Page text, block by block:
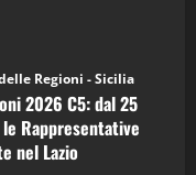
Regioni - Sicilia
2026 C5: dal 25
Rappresentative
nel Lazio